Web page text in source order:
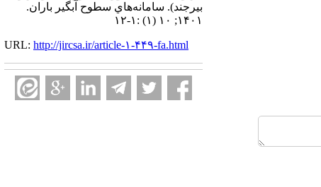
بیرجند). سامانه‌هاي سطوح آبگير باران.
۱۴۰۱; ۱۰ (۱) :۱-۱۲
URL: http://jircsa.ir/article-۱-۴۴۹-fa.html